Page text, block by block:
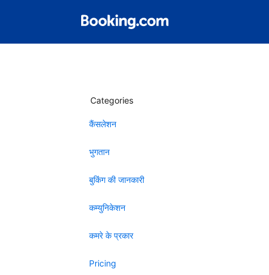
Categories
कैंसलेशन
भुगतान
बुकिंग की जानकारी
कम्युनिकेशन
कमरे के प्रकार
Pricing